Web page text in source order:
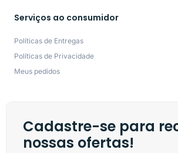
Serviços ao consumidor
Políticas de Entregas
Políticas de Privacidade
Meus pedidos
Cadastre-se para
nossas ofertas!